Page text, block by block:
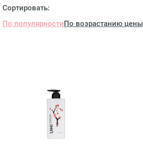
Сортировать:
По популярностиПо возрастанию цены